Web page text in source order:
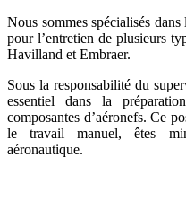
Nous sommes spécialisés
pour l’entretien de plusieurs
Havilland et Embraer.
Sous la responsabilité du
essentiel dans la
composantes d’aéronefs. Ce
le travail manuel, êtes
aéronautique.